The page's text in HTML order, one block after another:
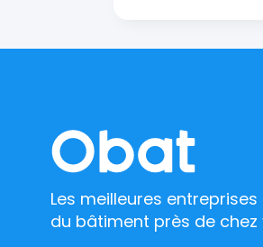
Les meilleures entreprises
du bâtiment près de chez